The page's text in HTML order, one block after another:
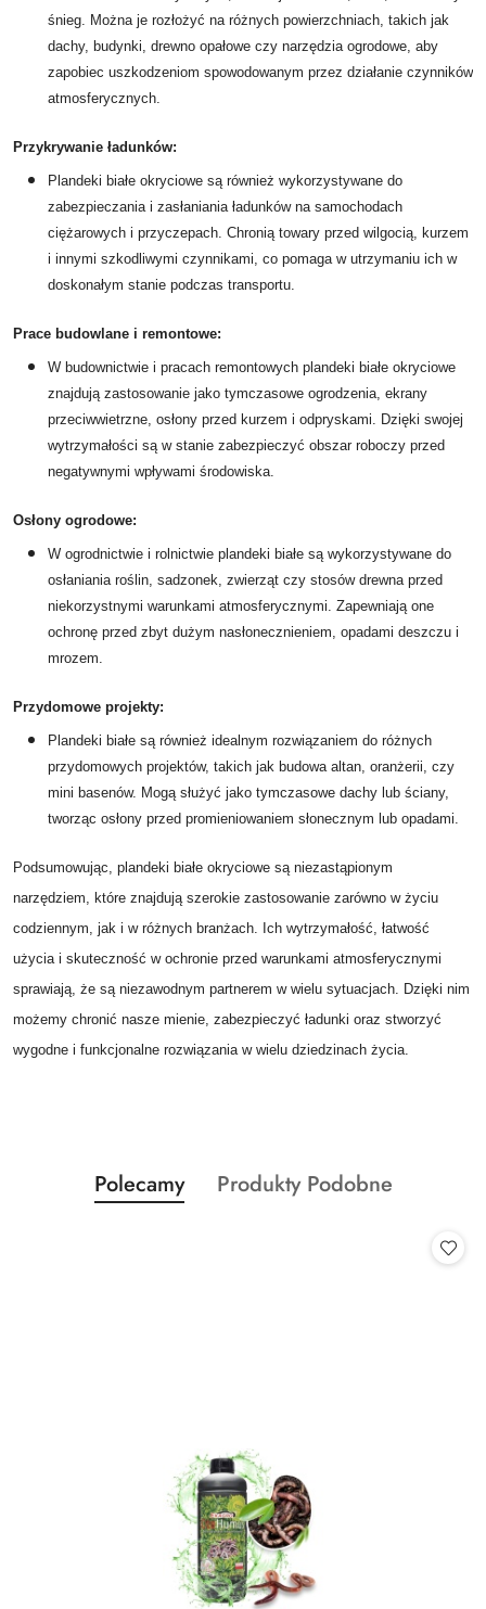
śnieg. Można je rozłożyć na różnych powierzchniach, takich jak
dachy, budynki, drewno opałowe czy narzędzia ogrodowe, aby
zapobiec uszkodzeniom spowodowanym przez działanie czynników
atmosferycznych.
Przykrywanie ładunków:
Plandeki białe okryciowe są również wykorzystywane do
zabezpieczania i zasłaniania ładunków na samochodach
ciężarowych i przyczepach. Chronią towary przed wilgocią, kurzem
i innymi szkodliwymi czynnikami, co pomaga w utrzymaniu ich w
doskonałym stanie podczas transportu.
Prace budowlane i remontowe:
W budownictwie i pracach remontowych plandeki białe okryciowe
znajdują zastosowanie jako tymczasowe ogrodzenia, ekrany
przeciwwietrzne, osłony przed kurzem i odpryskami. Dzięki swojej
wytrzymałości są w stanie zabezpieczyć obszar roboczy przed
negatywnymi wpływami środowiska.
Osłony ogrodowe:
W ogrodnictwie i rolnictwie plandeki białe są wykorzystywane do
osłaniania roślin, sadzonek, zwierząt czy stosów drewna przed
niekorzystnymi warunkami atmosferycznymi. Zapewniają one
ochronę przed zbyt dużym nasłonecznieniem, opadami deszczu i
mrozem.
Przydomowe projekty:
Plandeki białe są również idealnym rozwiązaniem do różnych
przydomowych projektów, takich jak budowa altan, oranżerii, czy
mini basenów. Mogą służyć jako tymczasowe dachy lub ściany,
tworząc osłony przed promieniowaniem słonecznym lub opadami.
Podsumowując, plandeki białe okryciowe są niezastąpionym
narzędziem, które znajdują szerokie zastosowanie zarówno w życiu
codziennym, jak i w różnych branżach. Ich wytrzymałość, łatwość
użycia i skuteczność w ochronie przed warunkami atmosferycznymi
sprawiają, że są niezawodnym partnerem w wielu sytuacjach. Dzięki nim
możemy chronić nasze mienie, zabezpieczyć ładunki oraz stworzyć
wygodne i funkcjonalne rozwiązania w wielu dziedzinach życia.
Pomiń karuzelę produktów
Produkty
o
Polecamy
Produkty
Produkty Podobne